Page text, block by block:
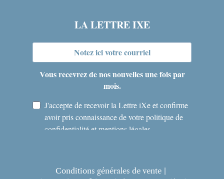
Conditions générales de vente